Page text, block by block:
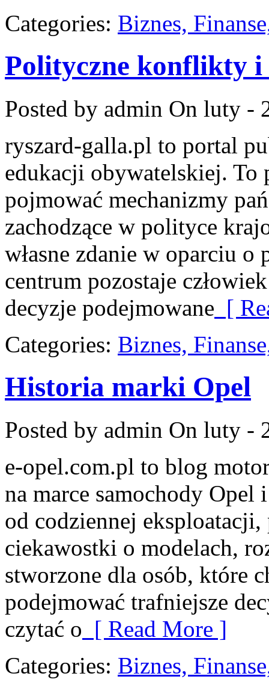
Categories: Biznes,
Polityczne konflikty
Posted by admin On luty -
ryszard-galla.pl to portal
edukacji obywatelskiej. To
pojmować mechanizmy
zachodzące w polityce
własne zdanie w oparciu
centrum pozostaje
decyzje podejmowane [
Categories: Biznes,
Historia marki Opel
Posted by admin On luty -
e-opel.com.pl to blog
na marce samochody
od codziennej
ciekawostki o modelach,
stworzone dla osób, które
podejmować trafniejsze
czytać o [ Read More ]
Categories: Biznes,